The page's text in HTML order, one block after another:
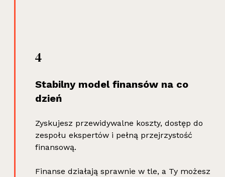
4
Stabilny model finansów na co
dzień
Zyskujesz przewidywalne koszty, dostęp do
zespołu ekspertów i pełną przejrzystość
finansową.
Finanse działają sprawnie w tle, a Ty możesz